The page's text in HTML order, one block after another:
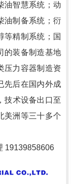
油智慧系统；动
油制备系统；衍
等精制系统；国
的装备制造基地
压力容器制造资
先后在国内外成
技术设备出口至
美洲等三十多个
19139858606